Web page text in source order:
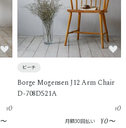
¥0
〜
ビーチ
Borge Mogensen J12 Arm Chair
D-708D521A
¥0
月額30回払い ¥0〜